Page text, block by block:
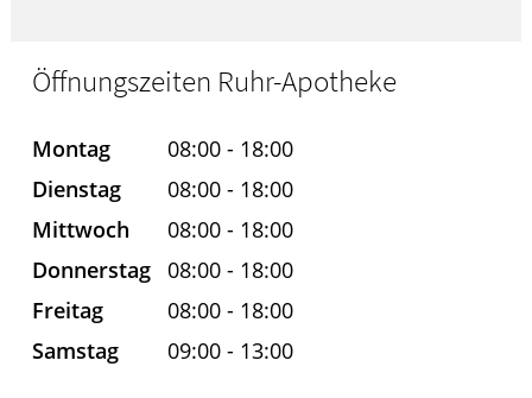
Öffnungszeiten Ruhr-Apotheke
Montag
08:00 - 18:00
Dienstag
08:00 - 18:00
Mittwoch
08:00 - 18:00
Donnerstag 08:00 - 18:00
Freitag
08:00 - 18:00
Samstag
09:00 - 13:00